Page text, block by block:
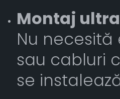
Montaj
Nu
sau cabluri
se